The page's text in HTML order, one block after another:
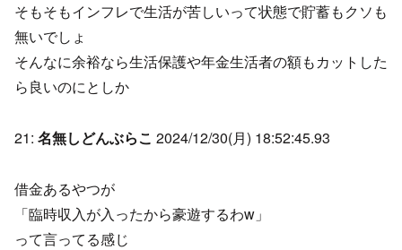
そもそもインフレで生活が苦しいって状態で貯蓄もクソも
無いでしょ
そんなに余裕なら生活保護や年金生活者の額もカットした
ら良いのにとしか
21: 名無しどんぶらこ 2024/12/30(月) 18:52:45.93
借金あるやつが
「臨時収入が入ったから豪遊するわw」
って言ってる感じ